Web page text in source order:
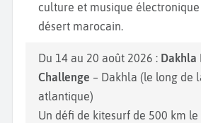
culture et musique
désert marocain.
Du 14 au 20 août 2026 : Dakhla
Challenge – Dakhla (le long de
atlantique)
Un défi de kitesurf de 500 km